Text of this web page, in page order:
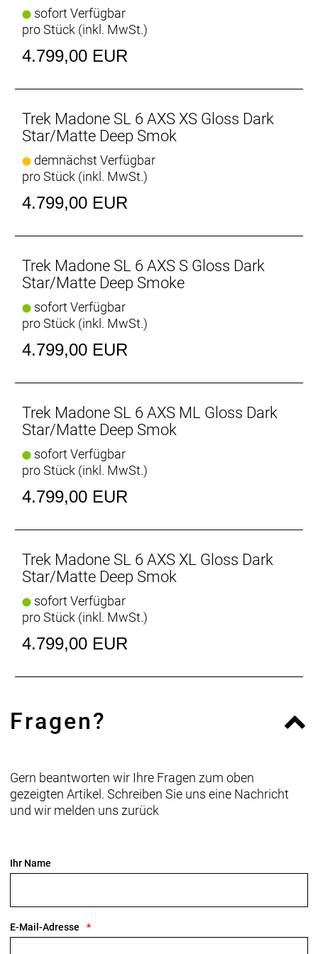
nachgiebiger.
Im Rennsport verwurzelt
Das Feedback der schnellsten Sprinter und Kletterer
Verstellbares Aero-Cockpit
Der im Vergleich zum Unterlenker schmalere
Oberlenker des Madone Gen 8 ermöglicht eine auf
Aerodynamik oder Power optimierte Positionierung
auf dem Bike. Und dank zweiteiligem
Lenker/Vorbau-Design lässt sich die Passform
Optionale aerodynamische Trinkflaschen für noch
mehr Spe
Die zusammen mit den Full System Foil
Rohrformen des Madone entwickelten RSL Aero-
Trinkflaschen und Flaschenhalter machen das
gesamte System schneller.
Rahmen: 500 Series OCLV Carbon, Full System Foil
Rohrprofile, IsoFlow-Sitzrohr, RCS Headset System,
elektronische oder mechanische Schaltung möglich,
abnehmbare Aero-Kettenführung, T47-Innenlager,
Flat Mount Scheibenbremsaufnahme, UDH,
142 x 12 mm Steckachse
Rahmenmaterial: Carbon
Gangschaltung: SRAM Rival AXS, max. 36 Z. an
größtem Ritzel
Anzahl Gänge: 1
Hinterradbremse: SRAM Paceline, Center Lock
Scheibenaufnahme, abgerundet, 160 mm
Vorderradbremse: SRAM Paceline, Center Lock
Scheibenaufnahme, abgerundet, 160 mm
Max. Bremsscheibendu
Carbongabelschaft, interne Bremsleitungsführung,
Schaltwerk vorne: SRAM Rival AXS, Anlötversion
sofort Verfügbar
pro Stück (inkl. MwSt.)
4.799,00 EUR
Trek Madone SL 6 AXS XS Gloss Dark
Star/Matte Deep Smok
demnächst Verfügbar
pro Stück (inkl. MwSt.)
4.799,00 EUR
Trek Madone SL 6 AXS S Gloss Dark
Star/Matte Deep Smoke
sofort Verfügbar
pro Stück (inkl. MwSt.)
4.799,00 EUR
Trek Madone SL 6 AXS ML Gloss Dark
Star/Matte Deep Smok
sofort Verfügbar
pro Stück (inkl. MwSt.)
4.799,00 EUR
Trek Madone SL 6 AXS XL Gloss Dark
Star/Matte Deep Smok
sofort Verfügbar
pro Stück (inkl. MwSt.)
4.799,00 EUR
Fragen?
Gern beantworten wir Ihre Fragen zum oben
gezeigten Artikel. Schreiben Sie uns eine Nachricht
und wir melden uns zurück
Ihr Name
E-Mail-Adresse